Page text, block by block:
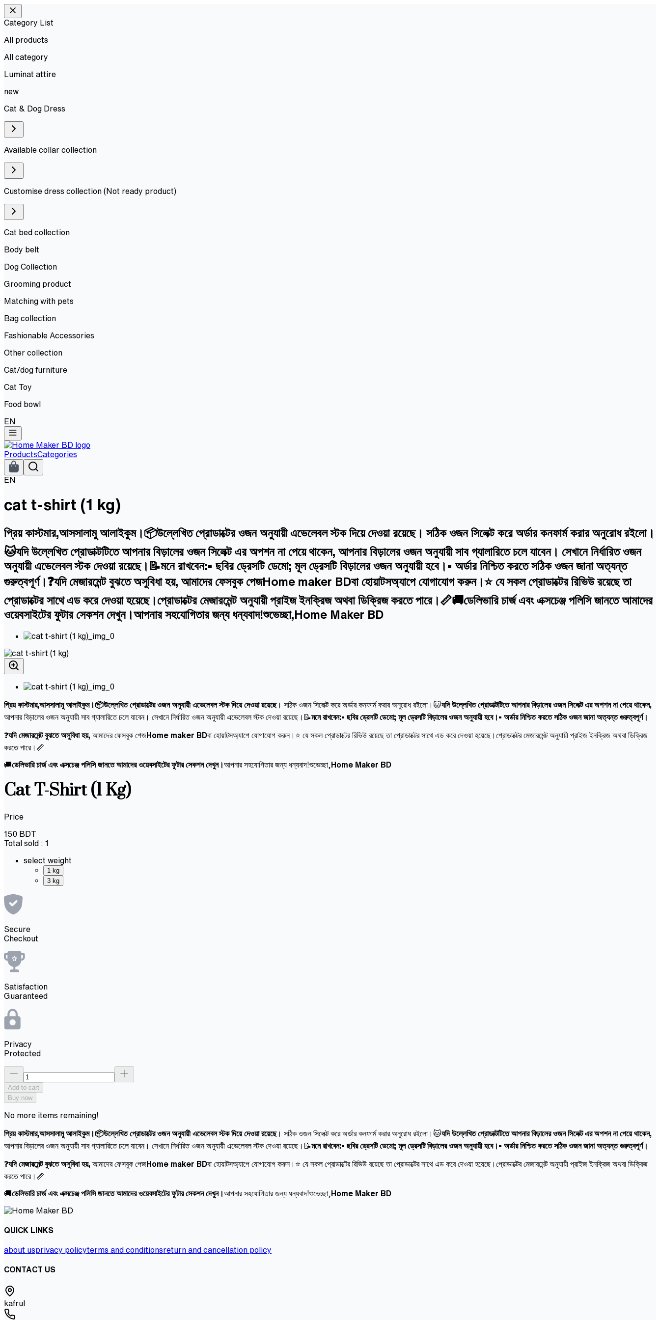
Category List
All products
All category
Luminat attire
new
Cat & Dog Dress
Available collar collection
Customise dress collection (Not ready product)
Cat bed collection
Body belt
Dog Collection
Grooming product
Matching with pets
Bag collection
Fashionable Accessories
Other collection
Cat/dog furniture
Cat Toy
Food bowl
EN
ProductsCategories
EN
cat t-shirt (1 kg)
প্রিয় কাস্টমার,আসসালামু আলাইকুম।📦উল্লেখিত প্রোডাক্টের ওজন অনুযায়ী এভেলেবল স্টক দিয়ে দেওয়া রয়েছে। সঠিক ওজন সিলেক্ট করে অর্ডার কনফার্ম করার অনুরোধ রইলো।
🐱যদি উল্লেখিত প্রোডাক্টটিতে আপনার বিড়ালের ওজন সিলেক্ট এর অপশন না পেয়ে থাকেন, আপনার বিড়ালের ওজন অনুযায়ী সাব গ্যালারিতে চলে যাবেন। সেখানে নির্ধারিত ওজন
অনুযায়ী এভেলেবল স্টক দেওয়া রয়েছে।📝মনে রাখবেন:• ছবির ড্রেসটি ডেমো; মূল ড্রেসটি বিড়ালের ওজন অনুযায়ী হবে।• অর্ডার নিশ্চিত করতে সঠিক ওজন জানা অত্যন্ত
গুরুত্বপূর্ণ।❓যদি মেজারমেন্ট বুঝতে অসুবিধা হয়, আমাদের ফেসবুক পেজHome maker BDবা হোয়াটসঅ্যাপে যোগাযোগ করুন।⭐ যে সকল প্রোডাক্টের রিভিউ রয়েছে তা
প্রোডাক্টের সাথে এড করে দেওয়া হয়েছে।প্রোডাক্টের মেজারমেন্ট অনুযায়ী প্রাইজ ইনক্রিজ অথবা ডিক্রিজ করতে পারে।📏🚚ডেলিভারি চার্জ এবং এক্সচেঞ্জ পলিসি জানতে আমাদের
ওয়েবসাইটের ফুটার সেকশন দেখুন।আপনার সহযোগিতার জন্য ধন্যবাদ!শুভেচ্ছা,Home Maker BD
প্রিয় কাস্টমার,আসসালামু আলাইকুম।📦উল্লেখিত প্রোডাক্টের ওজন অনুযায়ী এভেলেবল স্টক দিয়ে দেওয়া রয়েছে। সঠিক ওজন সিলেক্ট করে অর্ডার কনফার্ম করার অনুরোধ রইলো।🐱যদি উল্লেখিত প্রোডাক্টটিতে আপনার বিড়ালের ওজন সিলেক্ট এর অপশন না পেয়ে থাকেন,
আপনার বিড়ালের ওজন অনুযায়ী সাব গ্যালারিতে চলে যাবেন। সেখানে নির্ধারিত ওজন অনুযায়ী এভেলেবল স্টক দেওয়া রয়েছে।📝মনে রাখবেন:• ছবির ড্রেসটি ডেমো; মূল ড্রেসটি বিড়ালের ওজন অনুযায়ী হবে।• অর্ডার নিশ্চিত করতে সঠিক ওজন জানা অত্যন্ত গুরুত্বপূর্ণ।
❓যদি মেজারমেন্ট বুঝতে অসুবিধা হয়, আমাদের ফেসবুক পেজHome maker BDবা হোয়াটসঅ্যাপে যোগাযোগ করুন।⭐ যে সকল প্রোডাক্টের রিভিউ রয়েছে তা প্রোডাক্টের সাথে এড করে দেওয়া হয়েছে।প্রোডাক্টের মেজারমেন্ট অনুযায়ী প্রাইজ ইনক্রিজ অথবা ডিক্রিজ
করতে পারে।📏
🚚ডেলিভারি চার্জ এবং এক্সচেঞ্জ পলিসি জানতে আমাদের ওয়েবসাইটের ফুটার সেকশন দেখুন।আপনার সহযোগিতার জন্য ধন্যবাদ!শুভেচ্ছা, Home Maker BD
Cat T-Shirt (1 Kg)
Price
150 BDT
Total sold : 1
select weight
1 kg
3 kg
Secure
Checkout
Satisfaction
Guaranteed
Privacy
Protected
Add to cart
Buy now
No more items remaining!
প্রিয় কাস্টমার,আসসালামু আলাইকুম।📦উল্লেখিত প্রোডাক্টের ওজন অনুযায়ী এভেলেবল স্টক দিয়ে দেওয়া রয়েছে। সঠিক ওজন সিলেক্ট করে অর্ডার কনফার্ম করার অনুরোধ রইলো।🐱যদি উল্লেখিত প্রোডাক্টটিতে আপনার বিড়ালের ওজন সিলেক্ট এর অপশন না পেয়ে থাকেন,
আপনার বিড়ালের ওজন অনুযায়ী সাব গ্যালারিতে চলে যাবেন। সেখানে নির্ধারিত ওজন অনুযায়ী এভেলেবল স্টক দেওয়া রয়েছে।📝মনে রাখবেন:• ছবির ড্রেসটি ডেমো; মূল ড্রেসটি বিড়ালের ওজন অনুযায়ী হবে।• অর্ডার নিশ্চিত করতে সঠিক ওজন জানা অত্যন্ত গুরুত্বপূর্ণ।
❓যদি মেজারমেন্ট বুঝতে অসুবিধা হয়, আমাদের ফেসবুক পেজHome maker BDবা হোয়াটসঅ্যাপে যোগাযোগ করুন।⭐ যে সকল প্রোডাক্টের রিভিউ রয়েছে তা প্রোডাক্টের সাথে এড করে দেওয়া হয়েছে।প্রোডাক্টের মেজারমেন্ট অনুযায়ী প্রাইজ ইনক্রিজ অথবা ডিক্রিজ
করতে পারে।📏
🚚ডেলিভারি চার্জ এবং এক্সচেঞ্জ পলিসি জানতে আমাদের ওয়েবসাইটের ফুটার সেকশন দেখুন।আপনার সহযোগিতার জন্য ধন্যবাদ!শুভেচ্ছা, Home Maker BD
QUICK LINKS
about usprivacy policyterms and conditionsreturn and cancellation policy
CONTACT US
kafrul